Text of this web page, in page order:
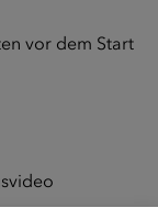
vor dem Start